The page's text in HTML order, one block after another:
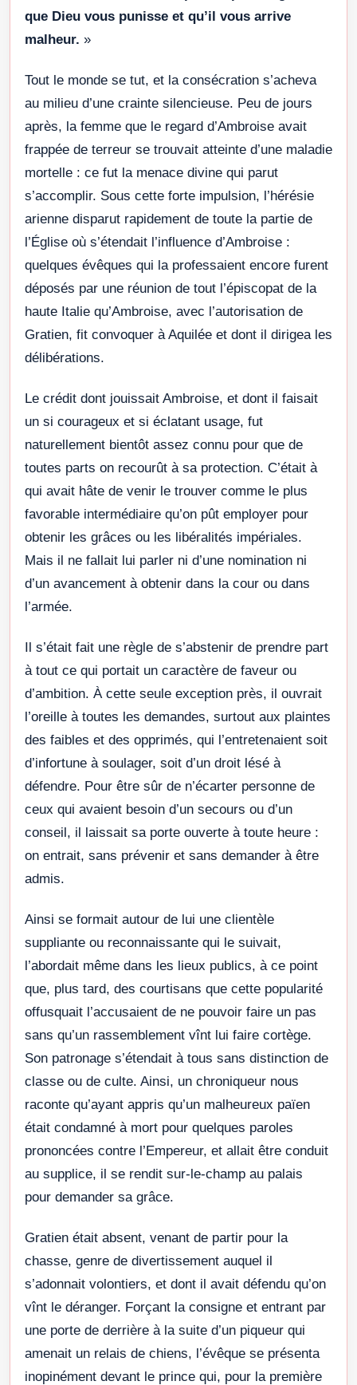
que Dieu vous punisse et qu’il vous arrive
malheur. »
Tout le monde se tut, et la consécration s’acheva
au milieu d’une crainte silencieuse. Peu de jours
après, la femme que le regard d’Ambroise avait
frappée de terreur se trouvait atteinte d’une maladie
mortelle : ce fut la menace divine qui parut
s’accomplir. Sous cette forte impulsion, l’hérésie
arienne disparut rapidement de toute la partie de
l’Église où s’étendait l’influence d’Ambroise :
quelques évêques qui la professaient encore furent
déposés par une réunion de tout l’épiscopat de la
haute Italie qu’Ambroise, avec l’autorisation de
Gratien, fit convoquer à Aquilée et dont il dirigea les
délibérations.
Le crédit dont jouissait Ambroise, et dont il faisait
un si courageux et si éclatant usage, fut
naturellement bientôt assez connu pour que de
toutes parts on recourût à sa protection. C’était à
qui avait hâte de venir le trouver comme le plus
favorable intermédiaire qu’on pût employer pour
obtenir les grâces ou les libéralités impériales.
Mais il ne fallait lui parler ni d’une nomination ni
d’un avancement à obtenir dans la cour ou dans
l’armée.
Il s’était fait une règle de s’abstenir de prendre part
à tout ce qui portait un caractère de faveur ou
d’ambition. À cette seule exception près, il ouvrait
l’oreille à toutes les demandes, surtout aux plaintes
des faibles et des opprimés, qui l’entretenaient soit
d’infortune à soulager, soit d’un droit lésé à
défendre. Pour être sûr de n’écarter personne de
ceux qui avaient besoin d’un secours ou d’un
conseil, il laissait sa porte ouverte à toute heure :
on entrait, sans prévenir et sans demander à être
admis.
Ainsi se formait autour de lui une clientèle
suppliante ou reconnaissante qui le suivait,
l’abordait même dans les lieux publics, à ce point
que, plus tard, des courtisans que cette popularité
offusquait l’accusaient de ne pouvoir faire un pas
sans qu’un rassemblement vînt lui faire cortège.
Son patronage s’étendait à tous sans distinction de
classe ou de culte. Ainsi, un chroniqueur nous
raconte qu’ayant appris qu’un malheureux païen
était condamné à mort pour quelques paroles
prononcées contre l’Empereur, et allait être conduit
au supplice, il se rendit sur-le-champ au palais
pour demander sa grâce.
Gratien était absent, venant de partir pour la
chasse, genre de divertissement auquel il
s’adonnait volontiers, et dont il avait défendu qu’on
vînt le déranger. Forçant la consigne et entrant par
une porte de derrière à la suite d’un piqueur qui
amenait un relais de chiens, l’évêque se présenta
inopinément devant le prince qui, pour la première